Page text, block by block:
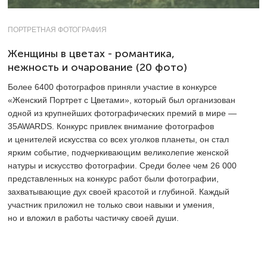
ПОРТРЕТНАЯ ФОТОГРАФИЯ
Женщины в цветах - романтика,
нежность и очарование (20 фото)
Более 6400 фотографов приняли участие в конкурсе
«Женский Портрет с Цветами», который был организован
одной из крупнейших фотографических премий в мире —
35AWARDS. Конкурс привлек внимание фотографов
и ценителей искусства со всех уголков планеты, он стал
ярким событие, подчеркивающим великолепие женской
натуры и искусство фотографии. Среди более чем 26 000
представленных на конкурс работ были фотографии,
захватывающие дух своей красотой и глубиной. Каждый
участник приложил не только свои навыки и умения,
но и вложил в работы частичку своей души.